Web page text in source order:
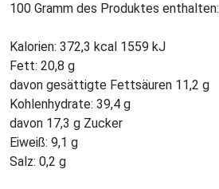
100 Gramm des Produktes enthalten:
Kalorien: 372,3 kcal 1559 kJ
Fett: 20,8 g
davon gesättigte Fettsäuren 11,2 g
Kohlenhydrate: 39,4 g
davon 17,3 g Zucker
Eiweiß: 9,1 g
Salz: 0,2 g